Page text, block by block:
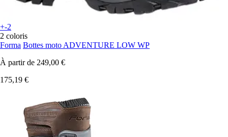
+-2
2 coloris
Forma Bottes moto ADVENTURE LOW WP
À partir de 249,00 €
175,19 €